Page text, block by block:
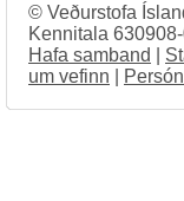
© Veðurstofa
Kennitala
Hafa samband
um vefinn